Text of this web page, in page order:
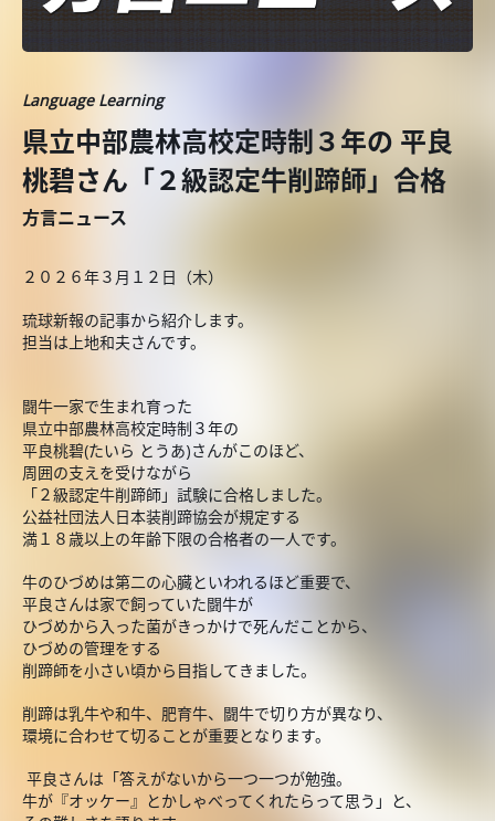
Language Learning
県立中部農林高校定時制３年の 平良
桃碧さん「２級認定牛削蹄師」合格
方言ニュース
２０２６年３月１２日（木）
琉球新報の記事から紹介します。
担当は上地和夫さんです。
闘牛一家で生まれ育った
県立中部農林高校定時制３年の
平良桃碧(たいら とうあ)さんがこのほど、
周囲の支えを受けながら
「２級認定牛削蹄師」試験に合格しました。
公益社団法人日本装削蹄協会が規定する
満１８歳以上の年齢下限の合格者の一人です。
牛のひづめは第二の心臓といわれるほど重要で、
平良さんは家で飼っていた闘牛が
ひづめから入った菌がきっかけで死んだことから、
ひづめの管理をする
削蹄師を小さい頃から目指してきました。
削蹄は乳牛や和牛、肥育牛、闘牛で切り方が異なり、
環境に合わせて切ることが重要となります。
平良さんは「答えがないから一つ一つが勉強。
牛が『オッケー』とかしゃべってくれたらって思う」と、